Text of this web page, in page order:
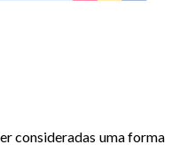
consideradas uma forma